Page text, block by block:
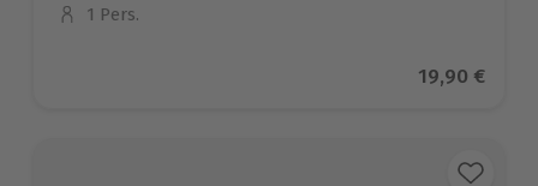
Anzahl der Teilnehmer
1 Pers.
Aktueller
19,90 €